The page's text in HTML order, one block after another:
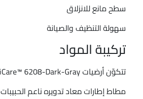
سطح مانع للانزلاق
سهولة التنظيف والصيانة
تركيبة المواد
تتكوّن أرضيات FlexiCare™ 6208-Dark-Gray من:
مطاط إطارات معاد تدويره ناعم الحبيبات